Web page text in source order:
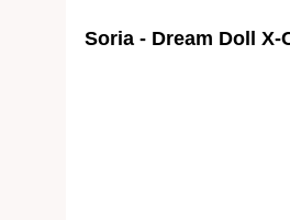
Soria - Dream Doll X-